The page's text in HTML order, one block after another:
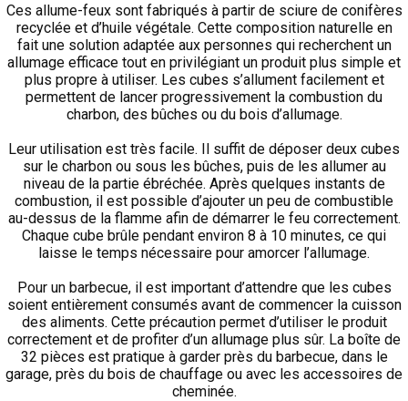
Ces allume-feux sont fabriqués à partir de sciure de conifères
recyclée et d’huile végétale. Cette composition naturelle en
fait une solution adaptée aux personnes qui recherchent un
allumage efficace tout en privilégiant un produit plus simple et
plus propre à utiliser. Les cubes s’allument facilement et
permettent de lancer progressivement la combustion du
charbon, des bûches ou du bois d’allumage.
Leur utilisation est très facile. Il suffit de déposer deux cubes
sur le charbon ou sous les bûches, puis de les allumer au
niveau de la partie ébréchée. Après quelques instants de
combustion, il est possible d’ajouter un peu de combustible
au-dessus de la flamme afin de démarrer le feu correctement.
Chaque cube brûle pendant environ 8 à 10 minutes, ce qui
laisse le temps nécessaire pour amorcer l’allumage.
Pour un barbecue, il est important d’attendre que les cubes
soient entièrement consumés avant de commencer la cuisson
des aliments. Cette précaution permet d’utiliser le produit
correctement et de profiter d’un allumage plus sûr. La boîte de
32 pièces est pratique à garder près du barbecue, dans le
garage, près du bois de chauffage ou avec les accessoires de
cheminée.